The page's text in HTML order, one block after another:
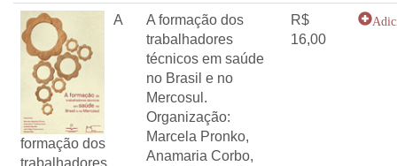
A
formação dos
trabalhadores
A formação dos
trabalhadores
técnicos em saúde
no Brasil e no
Mercosul.
Organização:
Marcela Pronko,
Anamaria Corbo,
R$
16,00